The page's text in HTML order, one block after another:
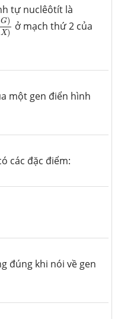
tự nuclêôtít là
G)
X)
G)(T +X)
ở mạch thứ 2 của
một gen điển hình
các đặc điểm:
đúng khi nói về gen